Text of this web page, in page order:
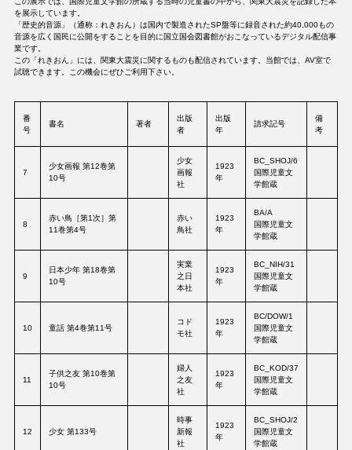
を展示しています。
「歴史的音源」（通称：れきおん）は国内で製造されたSP盤等に録音された約40,000もの
音源を広く国民に公開をすることを目的に国立国会図書館がおこなっているデジタル配信事
業です。
この「れきおん」には、関東大震災に関するものも配信されています。当館では、AV室で
試聴できます。この機会にぜひご利用下さい。
番
号
書名 著者
出版
者
出版
年
請求記号
備
考
7
少女画報 第12巻第
10号
少女
画報
社
1923
年
BC_SHOJ/6
国際児童文
学館蔵
8
赤い鳥［第1次］第
11巻第4号
赤い
鳥社
1923
年
BA/A
国際児童文
学館蔵
9
日本少年 第18巻第
10号
実業
之日
本社
1923
年
BC_NIH/31
国際児童文
学館蔵
10 童話 第4巻第11号
コド
モ社
1923
年
BC/DOW/1
国際児童文
学館蔵
11
子供之友 第10巻第
10号
婦人
之友
社
1923
年
BC_KOD/37
国際児童文
学館蔵
12 少女 第133号
時事
新報
社
1923
年
BC_SHOJ/2
国際児童文
学館蔵